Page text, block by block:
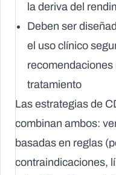
la deriva del
Deben ser
el uso clínico
recomendaciones
tratamiento
Las estrategias de
combinan ambos:
basadas en reglas
contraindicaciones,